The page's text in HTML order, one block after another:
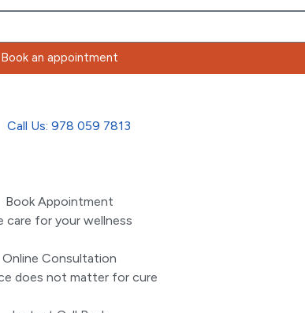
Book an appointment
Call Us: 978 059 7813
Book Appointment
care for your wellness
Online Consultation
does not matter for cure